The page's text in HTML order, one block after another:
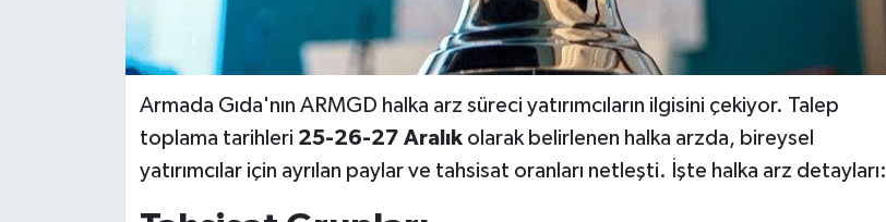
Armada Gıda'nın ARMGD halka arz süreci yatırımcıların ilgisini çekiyor. Talep
toplama tarihleri 25-26-27 Aralıkolarak belirlenen halka arzda, bireysel
yatırımcılar için ayrılan paylar ve tahsisat oranları netleşti. İşte halka arz detayları: